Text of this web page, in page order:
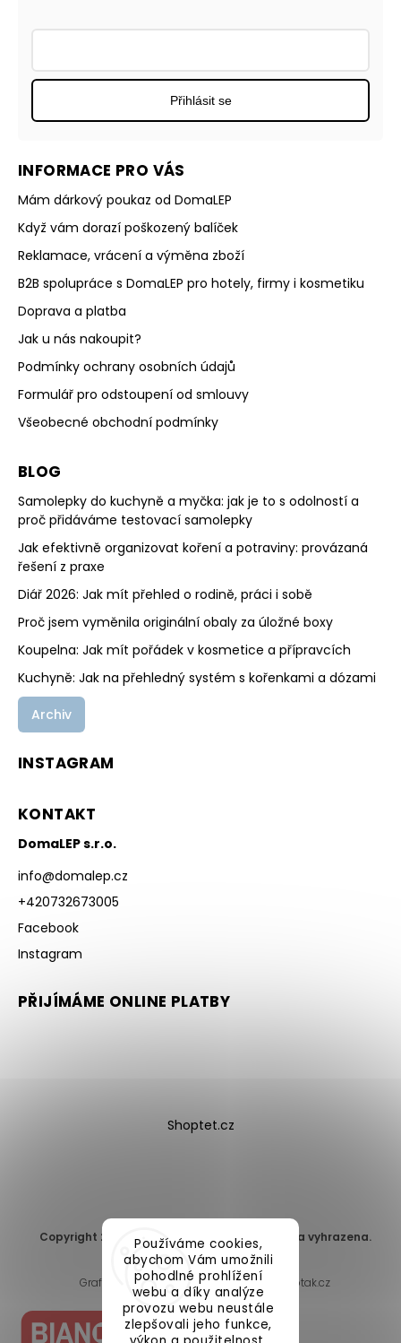
Používáme cookies,
abychom Vám umožnili
pohodlné prohlížení
webu a díky analýze
provozu webu neustále
zlepšovali jeho funkce,
INFORMACE PRO VÁS
Mám dárkový poukaz od DomaLEP
Když vám dorazí poškozený balíček
Reklamace, vrácení a výměna zboží
B2B spolupráce s DomaLEP pro hotely, firmy i kosmetiku
Doprava a platba
Jak u nás nakoupit?
Podmínky ochrany osobních údajů
Formulář pro odstoupení od smlouvy
Všeobecné obchodní podmínky
BLOG
Samolepky do kuchyně a myčka: jak je to s odolností a
proč přidáváme testovací samolepky
Jak efektivně organizovat koření a potraviny: provázaná
řešení z praxe
Diář 2026: Jak mít přehled o rodině, práci i sobě
Proč jsem vyměnila originální obaly za úložné boxy
Koupelna: Jak mít pořádek v kosmetice a přípravcích
Kuchyně: Jak na přehledný systém s kořenkami a dózami
Archiv
Přihlásit se
INSTAGRAM
KONTAKT
DomaLEP s.r.o.
info@domalep.cz
+420732673005
Facebook
Instagram
PŘIJÍMÁME ONLINE PLATBY
Shoptet.cz
Copyright 2026 DomaLEP s.r.o.
. Všechna práva vyhrazena.
Upravit nastavení cookies
Grafický návrh vytvořil a nakódoval
Shoptak.cz